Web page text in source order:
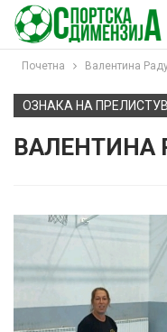
Почетна Валентина
ОЗНАКА НА
ВАЛЕНТИНА